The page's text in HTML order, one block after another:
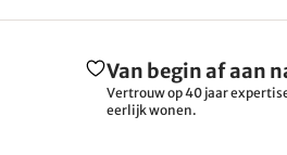
Van begin af aan
Vertrouw op 40 jaar
eerlijk wonen.